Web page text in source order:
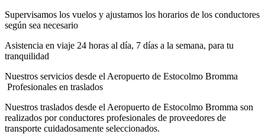
Supervisamos los vuelos y ajustamos los horarios de los conductores
según sea necesario
Asistencia en viaje 24 horas al día, 7 días a la semana, para tu
tranquilidad
Nuestros servicios desde el Aeropuerto de Estocolmo Bromma
Profesionales en traslados
Nuestros traslados desde el Aeropuerto de Estocolmo Bromma son
realizados por conductores profesionales de proveedores de
transporte cuidadosamente seleccionados.